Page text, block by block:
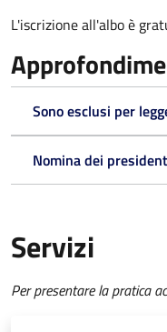
L'iscrizione all'albo è
Sono esclusi per
Nomina dei
Servizi
Per presentare la pratica